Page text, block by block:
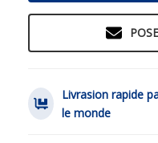
Livrasion rapide
le monde